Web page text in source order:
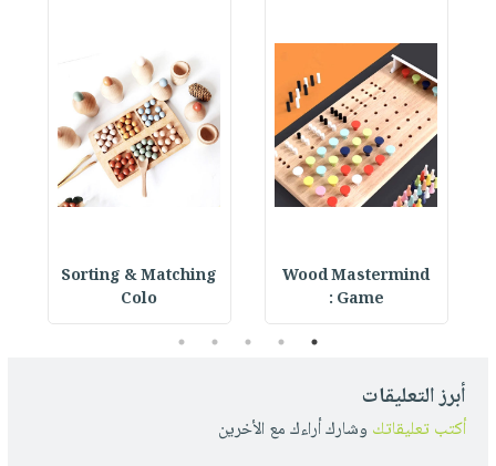
Wood Mastermind
Game :
Sorting & Matching
Colo
1
2
3
4
5
أبرز التعليقات
أكتب تعليقاتك وشارك أراءك مع الأخرين